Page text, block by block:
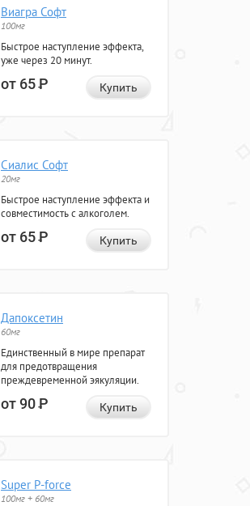
Виагра Софт
100мг
Быстрое наступление эффекта,
уже через 20 минут.
от 65Р Купить
Сиалис Софт
20мг
Быстрое наступление эффекта и
совместимость с алкоголем.
от 65Р Купить
Дапоксетин
60мг
Единственный в мире препарат
для предотвращения
преждевременной эякуляции.
от 90Р Купить
Super P-force
100мг + 60мг